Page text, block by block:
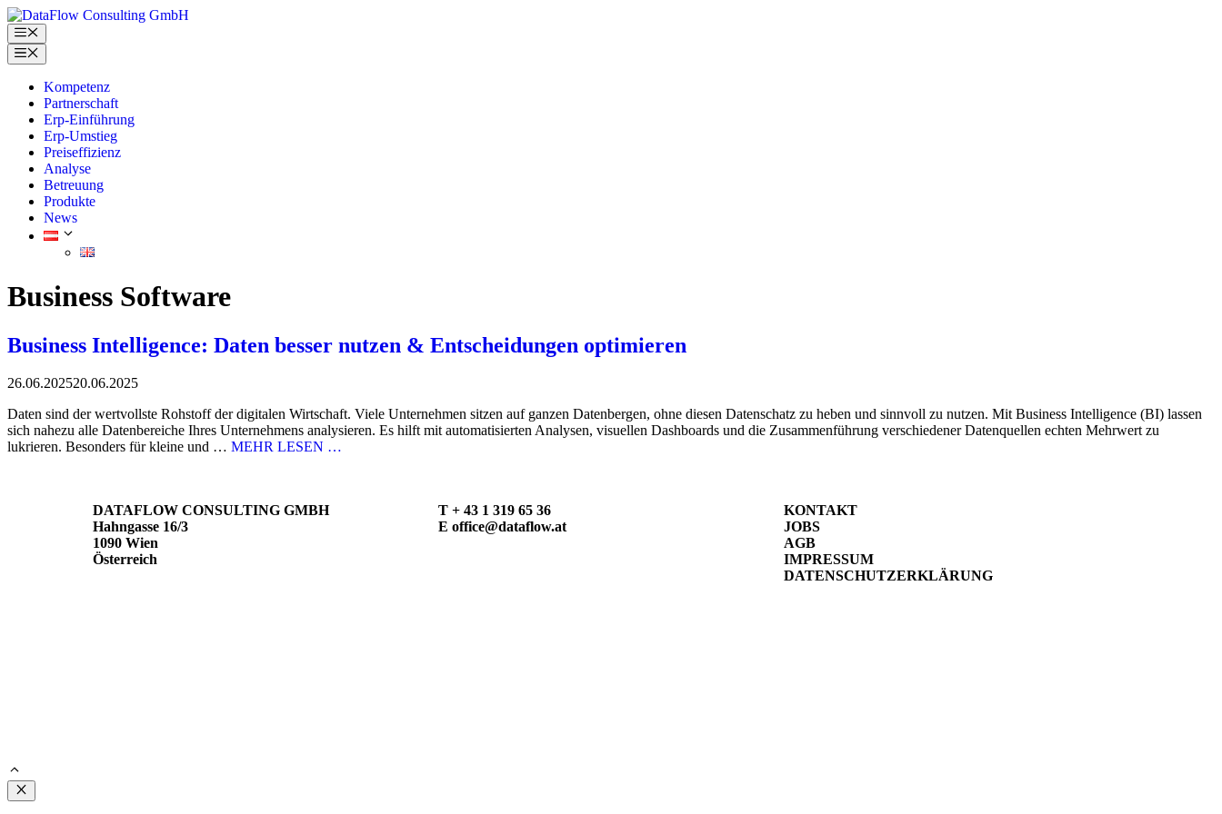
Skip
to
content
Menu
Menu
Kompetenz
Partnerschaft
Erp-Einführung
Erp-Umstieg
Preiseffizienz
Analyse
Betreuung
Produkte
News
Business Software
Business Intelligence: Daten besser nutzen & Entscheidungen optimieren
26.06.202520.06.2025
Daten sind der wertvollste Rohstoff der digitalen Wirtschaft. Viele Unternehmen sitzen auf ganzen Datenbergen, ohne diesen Datenschatz zu heben und sinnvoll zu nutzen. Mit Business Intelligence (BI) lassen
sich nahezu alle Datenbereiche Ihres Unternehmens analysieren. Es hilft mit automatisierten Analysen, visuellen Dashboards und die Zusammenführung verschiedener Datenquellen echten Mehrwert zu
lukrieren. Besonders für kleine und … MEHR LESEN …
DATAFLOW CONSULTING GMBH
Hahngasse 16/3
1090 Wien
Österreich
T + 43 1 319 65 36
E office@dataflow.at
KONTAKT
JOBS
AGB
IMPRESSUM
DATENSCHUTZERKLÄRUNG
Close